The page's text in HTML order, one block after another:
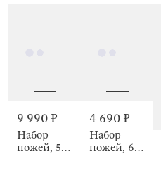
9 990 ₽
Набор
ножей, 5
4 690 ₽
Набор
ножей, 6